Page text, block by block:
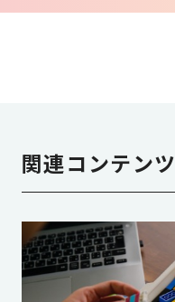
関連コンテンツ